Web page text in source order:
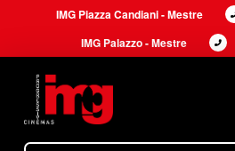
IMG Piazza Candiani - Mestre
IMG Palazzo - Mestre